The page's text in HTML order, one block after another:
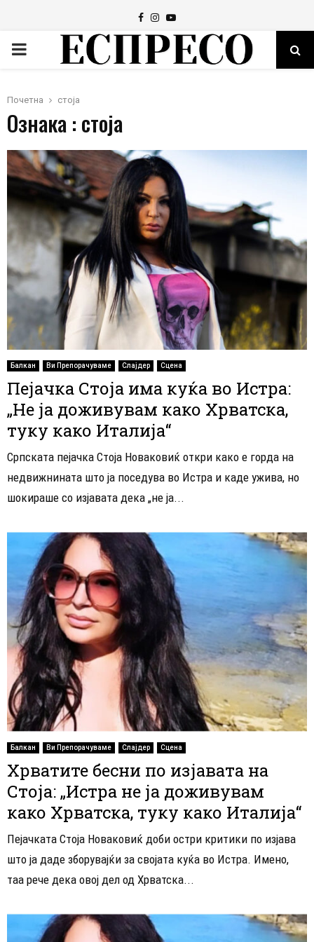
Facebook
Instagram
Youtube
PRIMARY
Почетна стоја
Ознака : стоја
Балкан Ви Препорачуваме Слајдер Сцена
Пејачка Стоја има куќа во Истра:
„Не ја доживувам како Хрватска,
туку како Италија“
Српската пејачка Стоја Новаковиќ откри како е горда на
недвижнината што ја поседува во Истра и каде ужива, но
шокираше со изјавата дека „не ја...
Балкан Ви Препорачуваме Слајдер Сцена
Хрватите бесни по изјавата на
Стоја: „Истра не ја доживувам
како Хрватска, туку како Италија“
Пејачката Стоја Новаковиќ доби остри критики по изјава
што ја даде зборувајќи за својата куќа во Истра. Имено,
таа рече дека овој дел од Хрватска...